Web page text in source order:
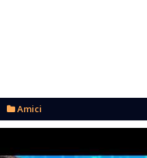
Amici